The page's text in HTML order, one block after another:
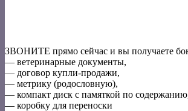
ЗВОНИТЕ прямо сейчас и вы получаете
— ветеринарные документы,
— договор купли-продажи,
— метрику (родословную),
— компакт диск с памяткой по
— коробку для переноски